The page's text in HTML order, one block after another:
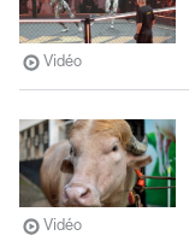
Vidéo
Vidéo